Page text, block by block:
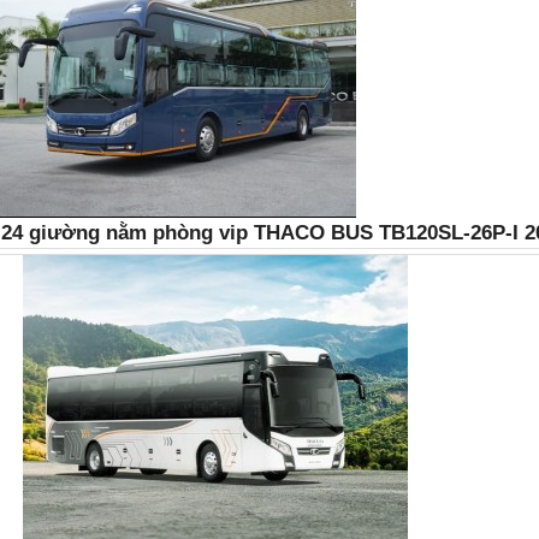
giường nằm phòng vip THACO BUS TB120SL-26P-I